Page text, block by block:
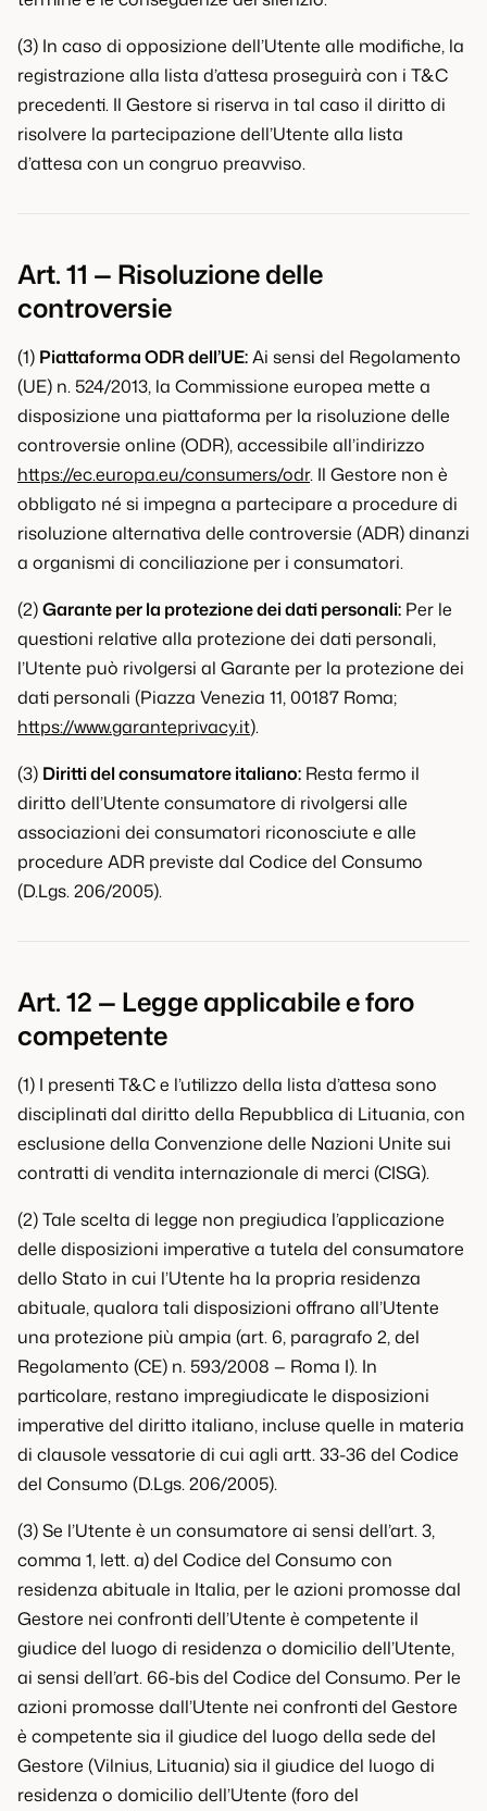
(3) In caso di opposizione dell’Utente alle modifiche, la
registrazione alla lista d’attesa proseguirà con i T&C
precedenti. Il Gestore si riserva in tal caso il diritto di
risolvere la partecipazione dell’Utente alla lista
d’attesa con un congruo preavviso.
Art. 11 — Risoluzione delle
controversie
(1) Piattaforma ODR dell’UE:Ai sensi del Regolamento
(UE) n. 524/2013, la Commissione europea mette a
disposizione una piattaforma per la risoluzione delle
controversie online (ODR), accessibile all’indirizzo
https://ec.europa.eu/consumers/odr. Il Gestore non è
obbligato né si impegna a partecipare a procedure di
risoluzione alternativa delle controversie (ADR) dinanzi
a organismi di conciliazione per i consumatori.
(2)Garante per la protezione dei dati personali: Per le
questioni relative alla protezione dei dati personali,
l’Utente può rivolgersi al Garante per la protezione dei
dati personali (Piazza Venezia 11, 00187 Roma;
https://www.garanteprivacy.it).
(3) Diritti del consumatore italiano: Resta fermo il
diritto dell’Utente consumatore di rivolgersi alle
associazioni dei consumatori riconosciute e alle
procedure ADR previste dal Codice del Consumo
(D.Lgs. 206/2005).
Art. 12 — Legge applicabile e foro
competente
(1) I presenti T&C e l’utilizzo della lista d’attesa sono
disciplinati dal diritto della Repubblica di Lituania, con
esclusione della Convenzione delle Nazioni Unite sui
contratti di vendita internazionale di merci (CISG).
(2) Tale scelta di legge non pregiudica l’applicazione
delle disposizioni imperative a tutela del consumatore
dello Stato in cui l’Utente ha la propria residenza
abituale, qualora tali disposizioni offrano all’Utente
una protezione più ampia (art. 6, paragrafo 2, del
Regolamento (CE) n. 593/2008 — Roma I). In
particolare, restano impregiudicate le disposizioni
imperative del diritto italiano, incluse quelle in materia
di clausole vessatorie di cui agli artt. 33-36 del Codice
del Consumo (D.Lgs. 206/2005).
(3) Se l’Utente è un consumatore ai sensi dell’art. 3,
comma 1, lett. a) del Codice del Consumo con
residenza abituale in Italia, per le azioni promosse dal
Gestore nei confronti dell’Utente è competente il
giudice del luogo di residenza o domicilio dell’Utente,
ai sensi dell’art. 66-bis del Codice del Consumo. Per le
azioni promosse dall’Utente nei confronti del Gestore
è competente sia il giudice del luogo della sede del
Gestore (Vilnius, Lituania) sia il giudice del luogo di
residenza o domicilio dell’Utente (foro del